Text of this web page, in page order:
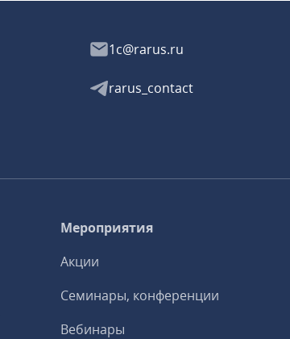
1c@rarus.ru
rarus_contact
Мероприятия
Акции
Семинары, конференции
Вебинары